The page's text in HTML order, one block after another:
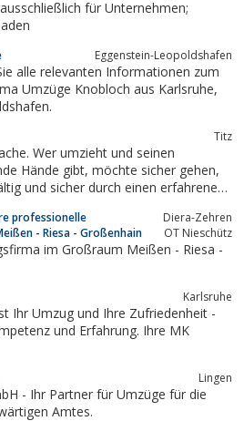
Eggenstein-Leopoldshafen
alle relevanten Informationen zum
Umzüge Knobloch aus Karlsruhe,
Titz
Wer umzieht und seinen
möchte sicher gehen,
und sicher durch einen erfahrenen
uns unserem guten Namen und
professionelle
- Riesa - Großenhain
Diera-Zehren
OT Nieschütz
im Großraum Meißen - Riesa -
Karlsruhe
Ihr Umzug und Ihre Zufriedenheit -
Lingen
- Ihr Partner für Umzüge für die
Amtes.